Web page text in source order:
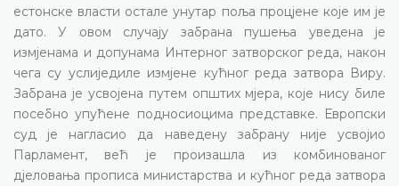
естонске власти остале унутар поља процјене које им је
дато. У овом случају забрана пушења уведена је
измјенама и допунама Интерног затворског реда, након
чега су услиједиле измјене кућног реда затвора Виру.
Забрана је усвојена путем општих мјера, које нису биле
посебно упућене подносиоцима представке. Европски
суд је нагласио да наведену забрану није усвојио
Парламент, већ је произашла из комбинованог
дјеловања прописа министарства и кућног реда затвора